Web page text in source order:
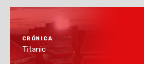
CRÓNICA
Titanic